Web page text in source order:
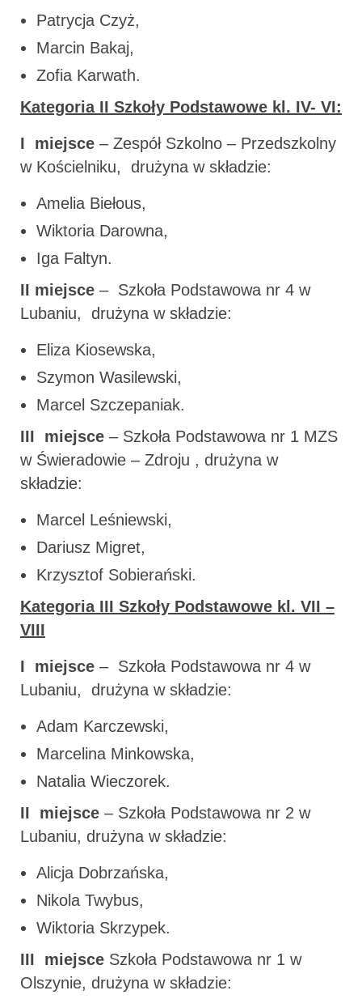
Patrycja Czyż,
Marcin Bakaj,
Zofia Karwath.
Kategoria II Szkoły Podstawowe kl. IV- VI:
I miejsce – Zespół Szkolno – Przedszkolny
w Kościelniku, drużyna w składzie:
Amelia Biełous,
Wiktoria Darowna,
Iga Faltyn.
II miejsce – Szkoła Podstawowa nr 4 w
Lubaniu, drużyna w składzie:
Eliza Kiosewska,
Szymon Wasilewski,
Marcel Szczepaniak.
III miejsce – Szkoła Podstawowa nr 1 MZS
w Świeradowie – Zdroju , drużyna w
składzie:
Marcel Leśniewski,
Dariusz Migret,
Krzysztof Sobierański.
Kategoria III Szkoły Podstawowe kl. VII –
VIII
I miejsce – Szkoła Podstawowa nr 4 w
Lubaniu, drużyna w składzie:
Adam Karczewski,
Marcelina Minkowska,
Natalia Wieczorek.
II miejsce – Szkoła Podstawowa nr 2 w
Lubaniu, drużyna w składzie:
Alicja Dobrzańska,
Nikola Twybus,
Wiktoria Skrzypek.
III miejsce Szkoła Podstawowa nr 1 w
Olszynie, drużyna w składzie: